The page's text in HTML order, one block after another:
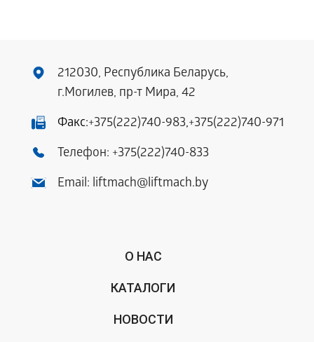
212030, Республика Беларусь,
г.Могилев, пр-т Мира, 42
Факс:+375(222)740-983,+375(222)740-971
Телефон: +375(222)740-833
Email: liftmach@liftmach.by
О НАС
КАТАЛОГИ
НОВОСТИ